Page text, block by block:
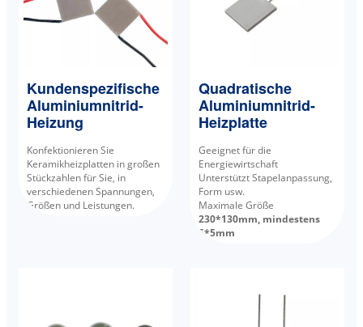
Kundenspezifische
Aluminiumnitrid-
Heizung
Konfektionieren Sie
Keramikheizplatten in großen
Stückzahlen für Sie, in
verschiedenen Spannungen,
Größen und Leistungen.
Quadratische
Aluminiumnitrid-
Heizplatte
Geeignet für die
Energiewirtschaft
Unterstützt Stapelanpassung,
Form usw.
Maximale Größe
230*130mm, mindestens
5*5mm